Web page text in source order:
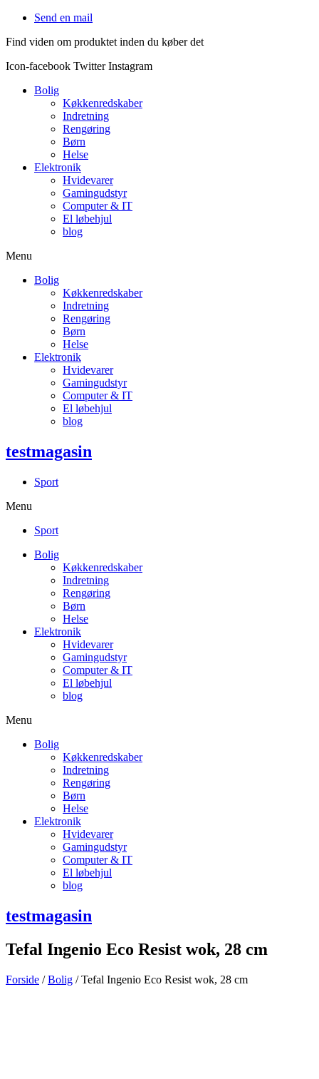
Videre
indhold
Send en mail
Find viden om produktet inden du køber det
Icon-facebook Twitter Instagram
Bolig
Køkkenredskaber
Indretning
Rengøring
Børn
Helse
Elektronik
Hvidevarer
Gamingudstyr
Computer & IT
El løbehjul
blog
Menu
Bolig
Køkkenredskaber
Indretning
Rengøring
Børn
Helse
Elektronik
Hvidevarer
Gamingudstyr
Computer & IT
El løbehjul
blog
testmagasin
Sport
Menu
Sport
Bolig
Køkkenredskaber
Indretning
Rengøring
Børn
Helse
Elektronik
Hvidevarer
Gamingudstyr
Computer & IT
El løbehjul
blog
Menu
Bolig
Køkkenredskaber
Indretning
Rengøring
Børn
Helse
Elektronik
Hvidevarer
Gamingudstyr
Computer & IT
El løbehjul
blog
testmagasin
Tefal Ingenio Eco Resist wok, 28 cm
Forside /Bolig / Tefal Ingenio Eco Resist wok, 28 cm